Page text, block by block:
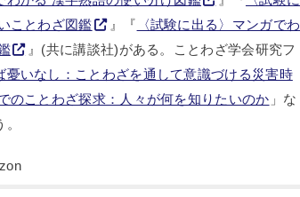
ことわざ図鑑
』『 〈試験に出る〉マンガでわ
』(共に講談社)がある。ことわざ学会研究フ
憂いなし：ことわざを通して意識づける災害時
のことわざ探求：人々が何を知りたいのか 」な